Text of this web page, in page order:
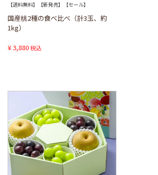
【送料無料】【新発売】【セール】
国産桃2種の食べ比べ（計3玉、約
1kg）
¥3,880 税込